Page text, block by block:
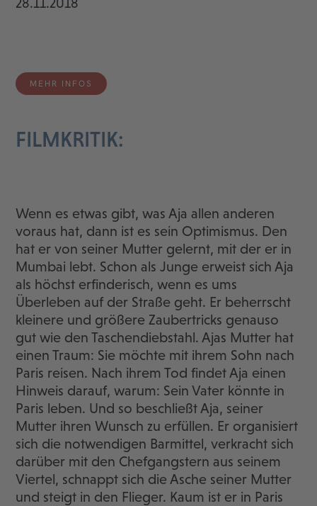
MEHR INFOS
FILMKRITIK:
Wenn es etwas gibt, was Aja allen anderen
voraus hat, dann ist es sein Optimismus. Den
hat er von seiner Mutter gelernt, mit der er in
Mumbai lebt. Schon als Junge erweist sich Aja
als höchst erfinderisch, wenn es ums
Überleben auf der Straße geht. Er beherrscht
kleinere und größere Zaubertricks genauso
gut wie den Taschendiebstahl. Ajas Mutter hat
einen Traum: Sie möchte mit ihrem Sohn nach
Paris reisen. Nach ihrem Tod findet Aja einen
Hinweis darauf, warum: Sein Vater könnte in
Paris leben. Und so beschließt Aja, seiner
Mutter ihren Wunsch zu erfüllen. Er organisiert
sich die notwendigen Barmittel, verkracht sich
darüber mit den Chefgangstern aus seinem
Viertel, schnappt sich die Asche seiner Mutter
und steigt in den Flieger. Kaum ist er in Paris